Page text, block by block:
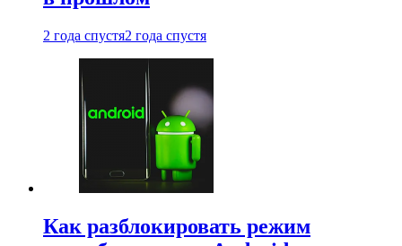
2 года спустя2 года спустя
Как разблокировать режим